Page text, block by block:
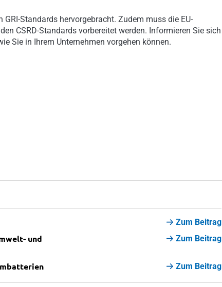
Standards hervorgebracht. Zudem muss die EU-
CSRD-Standards vorbereitet werden. Informieren Sie sich
Sie in Ihrem Unternehmen vorgehen können.
Zum Beitrag
und
Zum Beitrag
Zum Beitrag